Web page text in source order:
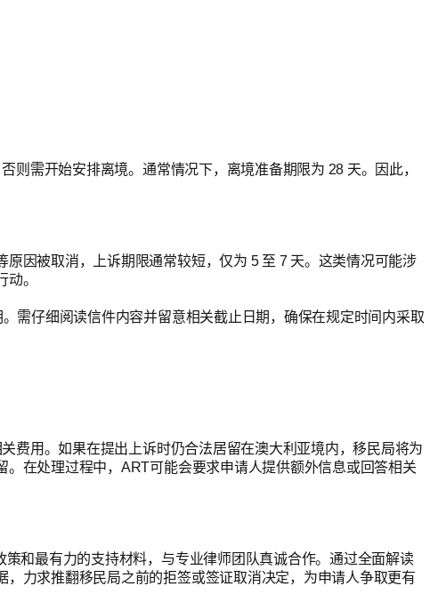
则需开始安排离境。通常情况下，离境准备期限为 28 天。因此，
因被取消，上诉期限通常较短，仅为 5 至 7 天。这类情况可能涉
。
需仔细阅读信件内容并留意相关截止日期，确保在规定时间内采取
费用。如果在提出上诉时仍合法居留在澳大利亚境内，移民局将为
在处理过程中，ART可能会要求申请人提供额外信息或回答相关
和最有力的支持材料，与专业律师团队真诚合作。通过全面解读
力求推翻移民局之前的拒签或签证取消决定，为申请人争取更有